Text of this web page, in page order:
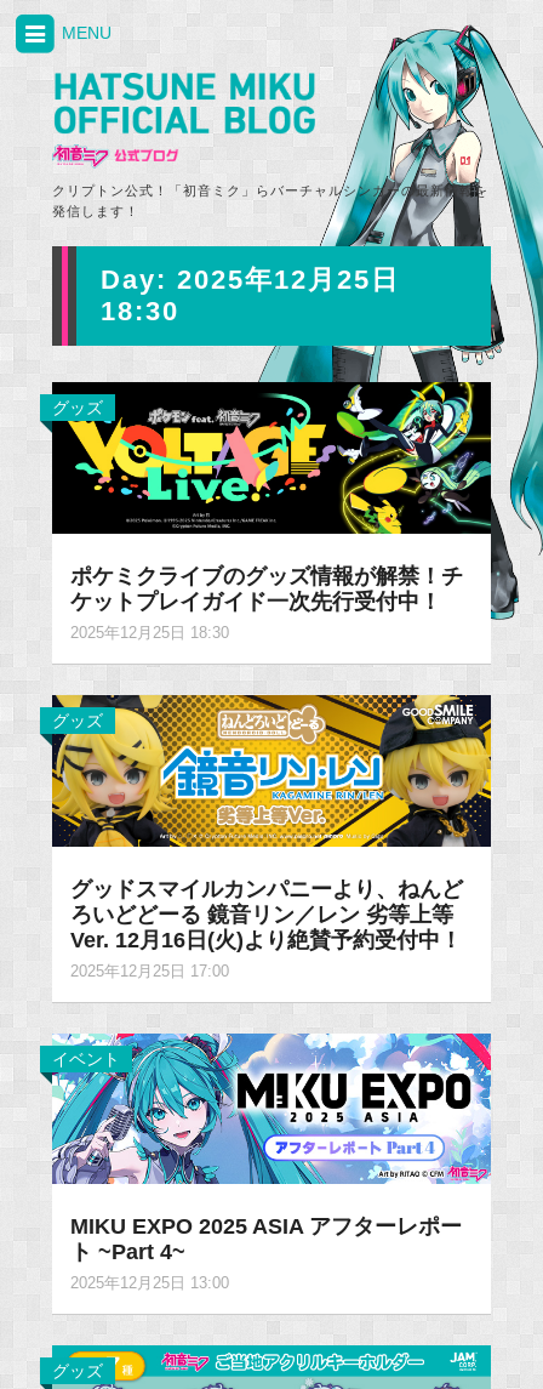
クリプトン公式！「初音ミク」らバーチャルシンガーの最新情報を
発信します！
MENU
Day: 2025年12月25日
18:30
グッズ
ポケミクライブのグッズ情報が解禁！チ
ケットプレイガイド一次先行受付中！
2025年12月25日 18:30
グッズ
グッドスマイルカンパニーより、ねんど
ろいどどーる 鏡音リン／レン 劣等上等
Ver. 12月16日(火)より絶賛予約受付中！
2025年12月25日 17:00
イベント
MIKU EXPO 2025 ASIA アフターレポー
ト ~Part 4~
2025年12月25日 13:00
グッズ